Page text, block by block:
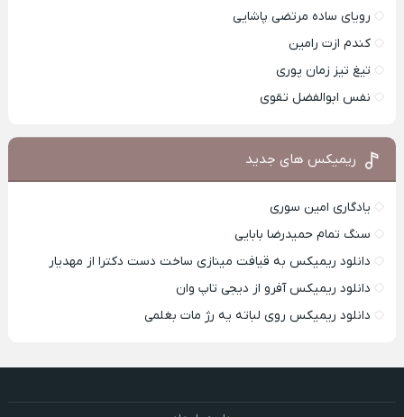
رویای ساده مرتضی پاشایی
کندم ازت رامین
تیغ تیز زمان پوری
نفس ابوالفضل تقوی
ریمیکس های جدید
یادگاری امین سوری
سنگ تمام حمیدرضا بابایی
دانلود ریمیکس به قیافت مینازی ساخت دست دکترا از مهدیار
دانلود ریمیکس آفرو از ديجی تاپ وان
دانلود ریمیکس روی لباته یه رژ مات بغلمی